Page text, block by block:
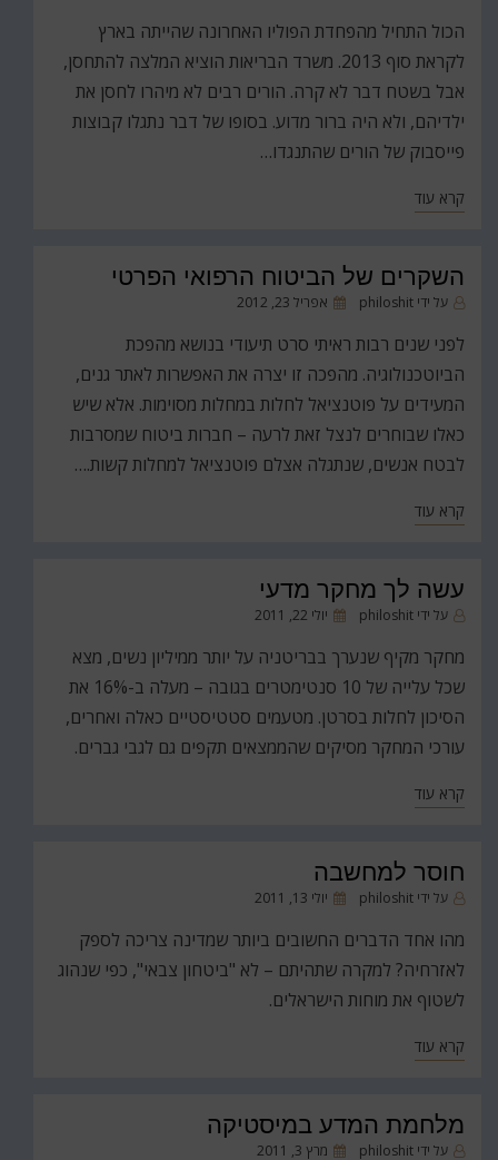
הכול התחיל מהפחדת הפוליו האחרונה שהייתה בארץ
לקראת סוף 2013. משרד הבריאות הוציא המלצה להתחסן,
אבל בשטח דבר לא קרה. הורים רבים לא מיהרו לחסן את
ילדיהם, ולא היה ברור מדוע. בסופו של דבר נתגלו קבוצות
פייסבוק של הורים שהתנגדו…
קרא עוד
השקרים של הביטוח הרפואי הפרטי
על ידי philoshit
פורסםאפריל 23, 2012
לפני שנים רבות ראיתי סרט תיעודי בנושא מהפכת
הביוטכנולוגיה. מהפכה זו יצרה את האפשרות לאתר גנים,
המעידים על פוטנציאל לחלות במחלות מסוימות. אלא שיש
כאלו שבוחרים לנצל זאת לרעה – חברות ביטוח שמסרבות
לבטח אנשים, שנתגלה אצלם פוטנציאל למחלות קשות.…
קרא עוד
עשה לך מחקר מדעי
על ידי philoshit
פורסם
יולי 22, 2011
מחקר מקיף שנערך בבריטניה על יותר ממיליון נשים, מצא
שכל עלייה של 10 סנטימטרים בגובה – מעלה ב-16% את
הסיכון לחלות בסרטן. מטעמים סטטיסטיים כאלה ואחרים,
עורכי המחקר מסיקים שהממצאים תקפים גם לגבי גברים.
קרא עוד
חוסר למחשבה
על ידי philoshit
פורסם
יולי 13, 2011
מהו אחד הדברים החשובים ביותר שמדינה צריכה לספק
לאזרחיה? למקרה שתהיתם – לא "ביטחון צבאי", כפי שנהוג
לשטוף את מוחות הישראלים.
קרא עוד
מלחמת המדע במיסטיקה
על ידי philoshit פורסם
מרץ 3, 2011